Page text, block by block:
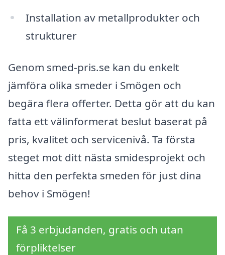
Installation av metallprodukter och
strukturer
Genom smed-pris.se kan du enkelt
jämföra olika smeder i Smögen och
begära flera offerter. Detta gör att du kan
fatta ett välinformerat beslut baserat på
pris, kvalitet och servicenivå. Ta första
steget mot ditt nästa smidesprojekt och
hitta den perfekta smeden för just dina
behov i Smögen!
Få 3 erbjudanden, gratis och utan
förpliktelser